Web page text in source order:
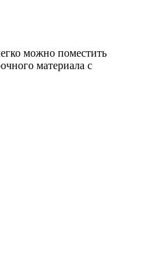
можно поместить
материала с